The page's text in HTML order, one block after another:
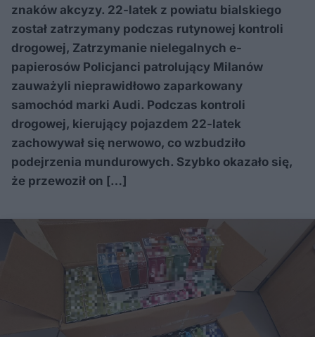
znaków akcyzy. 22-latek z powiatu bialskiego
został zatrzymany podczas rutynowej kontroli
drogowej, Zatrzymanie nielegalnych e-
papierosów Policjanci patrolujący Milanów
zauważyli nieprawidłowo zaparkowany
samochód marki Audi. Podczas kontroli
drogowej, kierujący pojazdem 22-latek
zachowywał się nerwowo, co wzbudziło
podejrzenia mundurowych. Szybko okazało się,
że przewoził on […]